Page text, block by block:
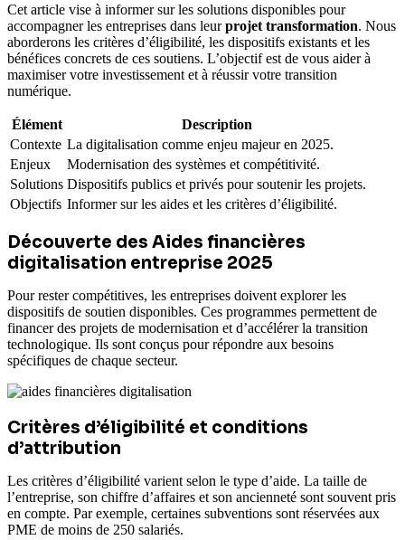
Cet article vise à informer sur les solutions disponibles pour
accompagner les entreprises dans leurprojet transformation. Nous
aborderons les critères d’éligibilité, les dispositifs existants et les
bénéfices concrets de ces soutiens. L’objectif est de vous aider à
maximiser votre investissement et à réussir votre transition
numérique.
Élément
Description
Contexte La digitalisation comme enjeu majeur en 2025.
Enjeux
Modernisation des systèmes et compétitivité.
Solutions Dispositifs publics et privés pour soutenir les projets.
Objectifs Informer sur les aides et les critères d’éligibilité.
Découverte des Aides financières
digitalisation entreprise 2025
Pour rester compétitives, les entreprises doivent explorer les
dispositifs de soutien disponibles. Ces programmes permettent de
financer des projets de modernisation et d’accélérer la transition
technologique. Ils sont conçus pour répondre aux besoins
spécifiques de chaque secteur.
Critères d’éligibilité et conditions
d’attribution
Les critères d’éligibilité varient selon le type d’aide. La taille de
l’entreprise, son chiffre d’affaires et son ancienneté sont souvent pris
en compte. Par exemple, certaines subventions sont réservées aux
PME de moins de 250 salariés.